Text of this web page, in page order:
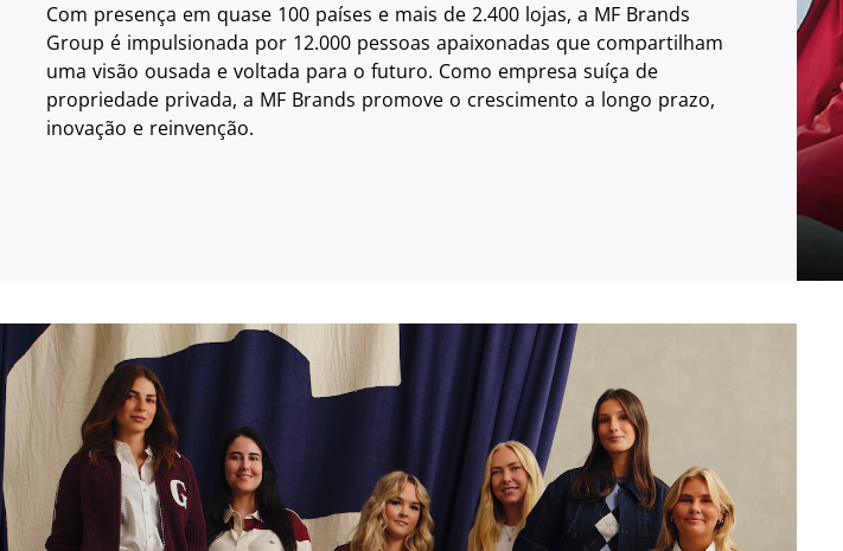
Com presença em quase 100 países e mais de 2.400 lojas, a MF Brands
Group é impulsionada por 12.000 pessoas apaixonadas que compartilham
uma visão ousada e voltada para o futuro. Como empresa suíça de
propriedade privada, a MF Brands promove o crescimento a longo prazo,
inovação e reinvenção.